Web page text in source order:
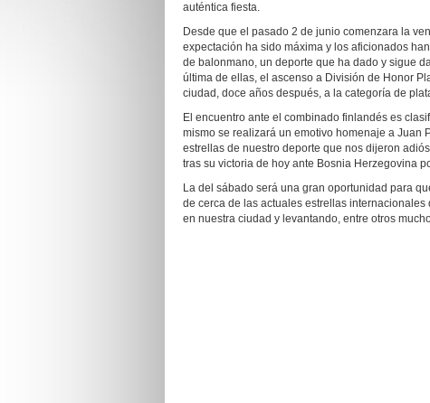
auténtica fiesta.
Desde que el pasado 2 de junio comenzara la
expectación ha sido máxima y los aficionados
de balonmano, un deporte que ha dado y sigue
última de ellas, el ascenso a División de Honor
ciudad, doce años después, a la categoría de
El encuentro ante el combinado finlandés es
mismo se realizará un emotivo homenaje a Juan
estrellas de nuestro deporte que nos dijeron
tras su victoria de hoy ante Bosnia Herzegovina
La del sábado será una gran oportunidad para
de cerca de las actuales estrellas
en nuestra ciudad y levantando, entre otros